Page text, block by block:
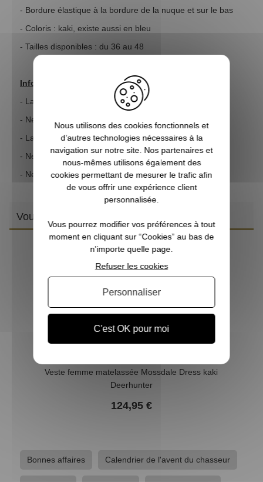
- Bordure élastique à la bordure de la nuque et sur le bas
- Coloris : kaki, existe aussi en bleu
- Tailles disponibles : du 36 au 48
Information entretient :
- Lavage à 40°C
- Ne pas utiliser d'assouplissant
- Laver avec coloris similaire
- Ne pas mettre au séche-linge
- Ne pas repasser
Vous aimerez aussi
Veste femme matelassée Mossdale Dress kaki
Deerhunter
124,95 €
Bonnes affaires Calendrier de l'avent du chasseur
Nous utilisons des cookies fonctionnels et
d’autres technologies nécessaires à la
navigation sur notre site. Nos partenaires et
nous-mêmes utilisons également des
cookies permettant de mesurer le trafic afin
de vous offrir une expérience client
personnalisée.
Vous pourrez modifier vos préférences à tout
moment en cliquant sur “Cookies” au bas de
n'importe quelle page.
C'est OK pour moi
Refuser les cookies
Personnaliser